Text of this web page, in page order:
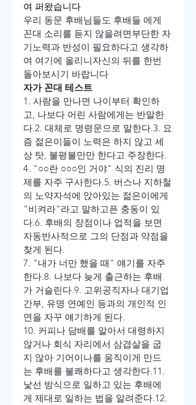
여 퍼왔습니다
우리 동문 후배님들도 후배들 에게
꼰대 소리를 듣지 않을려면부단한 자
기노력과 반성이 필요하다고 생각하
여 여기에 올리니자신의 뒤를 한번
돌아보시기 바랍니다
자가 꼰대 테스트
1. 사람을 만나면 나이부터 확인하
고, 나보다 어린 사람에게는 반말한
다.2. 대체로 명령문으로 말한다.3. 요
즘 젊은이들이 노력은 하지 않고 세
상 탓, 불평불만만 한다고 주장한다.
4. "○○란 ○○○인 거야" 식의 진리 명
제를 자주 구사한다.5. 버스나 지하철
의 노약자석에 앉아있는 젊은이에게
"비켜라"라고 말하고픈 충동이 있
다.6. 후배의 장점이나 업적을 보면
자동반사적으로 그의 단점과 약점을
찾게 된다.
7. "내가 너만 했을 때" 얘기를 자주
한다.8. 나보다 늦게 출근하는 후배
가 거슬린다.9. 고위공직자나 대기업
간부, 유명 연예인 등과의 개인적 인
연을 자꾸 얘기하게 된다.
10. 커피나 담배를 알아서 대령하지
않거나 회식 자리에서 삼겹살을 굽
지 않아 기어이나를 움직이게 만드
는 후배를 불쾌하다고 생각한다.11.
낯선 방식으로 일하고 있는 후배에
게 제대로 일하는 법을 알려준다.12.